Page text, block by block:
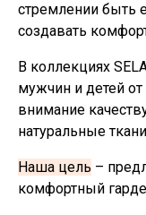
стремлении быть
создавать
В коллекциях
мужчин и детей
внимание
натуральные
Наша цель –
комфортный